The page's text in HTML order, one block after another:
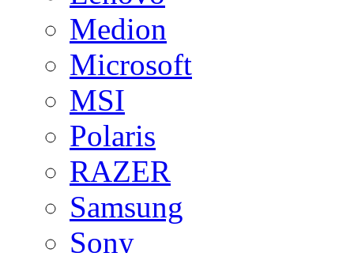
Medion
Microsoft
MSI
Polaris
RAZER
Samsung
Sony